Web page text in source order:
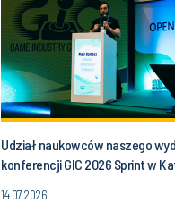
Udział naukowców naszego
konferencji GIC 2026 Sprint w
14.07.2026